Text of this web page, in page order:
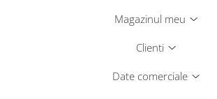
Magazinul meu
Clienti
Date comerciale